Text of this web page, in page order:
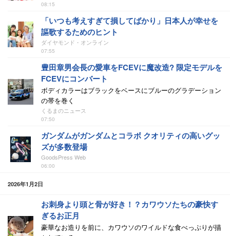
08:15
「いつも考えすぎて損してばかり」日本人が幸せを
謳歌するためのヒント
ダイヤモンド・オンライン
07:55
豊田章男会長の愛車をFCEVに魔改造? 限定モデルを
FCEVにコンバート
ボディカラーはブラックをベースにブルーのグラデーション
の帯を巻く
くるまのニュース
07:50
ガンダムがガンダムとコラボ クオリティの高いグッ
ズが多数登場
GoodsPress Web
06:00
2026年1月2日
お刺身より頭と骨が好き！？カワウソたちの豪快す
ぎるお正月
豪華なお造りを前に、カワウソのワイルドな食べっぷりが描